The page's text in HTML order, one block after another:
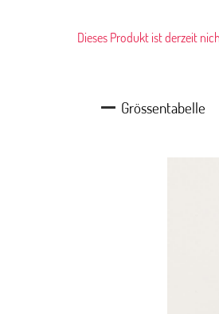
Dieses Produkt ist derzeit
Grössentabelle